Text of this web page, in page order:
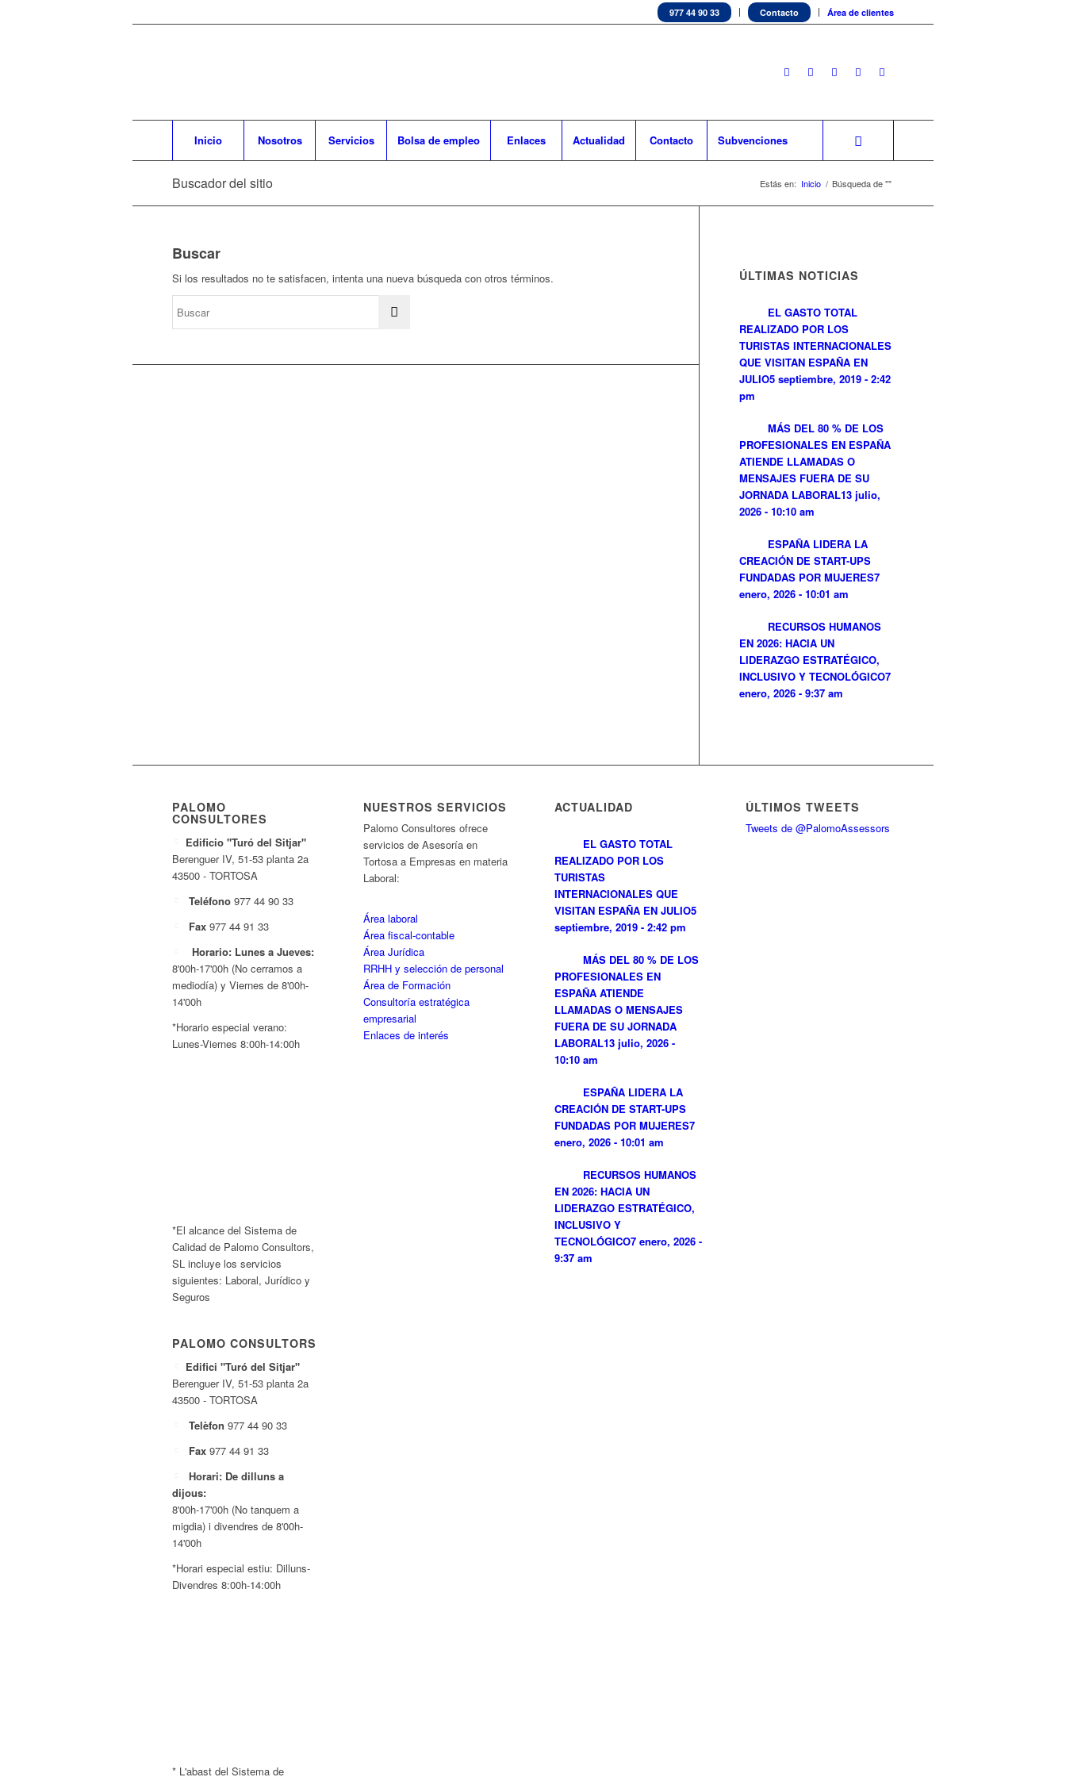
977 44 90 33 Contacto Área de clientes
Inicio Nosotros Servicios Bolsa de empleo Enlaces Actualidad Contacto Subvenciones
Buscador del sitio Estás en: Inicio / Búsqueda de ""
Buscar
Si los resultados no te satisfacen, intenta una nueva búsqueda con otros términos. ÚLTIMAS NOTICIAS
EL GASTO TOTAL
REALIZADO POR LOS
TURISTAS INTERNACIONALES
QUE VISITAN ESPAÑA EN
JULIO5 septiembre, 2019 - 2:42
pm
MÁS DEL 80 % DE LOS
PROFESIONALES EN ESPAÑA
ATIENDE LLAMADAS O
MENSAJES FUERA DE SU
JORNADA LABORAL13 julio,
2026 - 10:10 am
ESPAÑA LIDERA LA
CREACIÓN DE START-UPS
FUNDADAS POR MUJERES7
enero, 2026 - 10:01 am
RECURSOS HUMANOS
EN 2026: HACIA UN
LIDERAZGO ESTRATÉGICO,
INCLUSIVO Y TECNOLÓGICO7
enero, 2026 - 9:37 am
PALOMO
CONSULTORES
Edificio "Turó del Sitjar"
Berenguer IV, 51-53 planta 2a
43500 - TORTOSA
Teléfono977 44 90 33
Fax977 44 91 33
Horario: Lunes a Jueves:
8'00h-17'00h (No cerramos a
mediodía) y Viernes de 8'00h-
14'00h
*Horario especial verano:
Lunes-Viernes 8:00h-14:00h
*El alcance del Sistema de
Calidad de Palomo Consultors,
SL incluye los servicios
siguientes: Laboral, Jurídico y
Seguros
PALOMO CONSULTORS
Edifici "Turó del Sitjar"
Berenguer IV, 51-53 planta 2a
43500 - TORTOSA
Telèfon 977 44 90 33
Fax977 44 91 33
Horari: De dilluns a
dijous:
8'00h-17'00h (No tanquem a
migdia) i divendres de 8'00h-
14'00h
*Horari especial estiu: Dilluns-
Divendres 8:00h-14:00h
* L'abast del Sistema de
NUESTROS SERVICIOS
Palomo Consultores ofrece
servicios de Asesoría en
Tortosa a Empresas en materia
Laboral:
Área laboral
Área fiscal-contable
Área Jurídica
RRHH y selección de personal
Área de Formación
Consultoría estratégica
empresarial
Enlaces de interés
ACTUALIDAD
EL GASTO TOTAL
REALIZADO POR LOS
TURISTAS
INTERNACIONALES QUE
VISITAN ESPAÑA EN JULIO5
septiembre, 2019 - 2:42 pm
MÁS DEL 80 % DE LOS
PROFESIONALES EN
ESPAÑA ATIENDE
LLAMADAS O MENSAJES
FUERA DE SU JORNADA
LABORAL13 julio, 2026 -
10:10 am
ESPAÑA LIDERA LA
CREACIÓN DE START-UPS
FUNDADAS POR MUJERES7
enero, 2026 - 10:01 am
RECURSOS HUMANOS
EN 2026: HACIA UN
LIDERAZGO ESTRATÉGICO,
INCLUSIVO Y
TECNOLÓGICO7 enero, 2026 -
9:37 am
ÚLTIMOS TWEETS
Tweets de @PalomoAssessors